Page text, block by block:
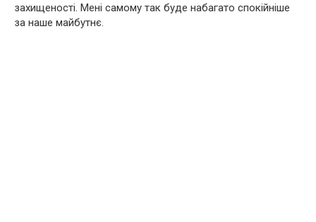
захищеності. Мені самому так буде набагато спокійніше
за наше майбутнє.